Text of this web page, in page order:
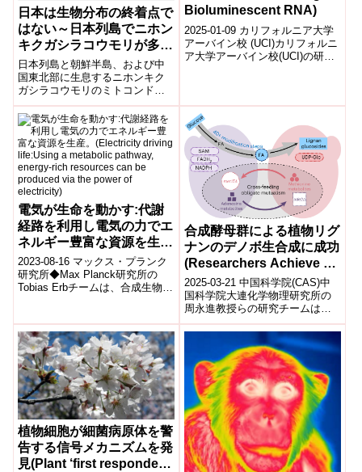
日本は生物分布の終着点で
はない～日本列島でニホン
キクガシラコウモリが多様
化したことを解明～
日本列島と朝鮮半島、および中
国東北部に生息するニホンキク
ガシラコウモリのミトコンドリ
アDNAにおける遺伝的変異を解
析しました。本種は日本列島内
には3つの系統グループが存在
し、それらのうちで最も新しい
グループには南九州と朝鮮半
島、および中国東北部に分布す
るコウモリが含まれることを明
らかにしました。本種は大陸か
ら渡ってきた後に日本列島で多
様化した後、氷河期の海水面低
下に伴い今より狭かった対馬海
峡を渡って大陸へと再進出した
ことが示唆されました。
Bioluminescent RNA)
2025-01-09 カリフォルニア大学
アーバイン校 (UCI)カリフォルニ
ア大学アーバイン校(UCI)の研究
電気が生命を動かす:代謝
経路を利用し電気の力でエ
ネルギー豊富な資源を生
産。(Electricity driving
life:Using a metabolic
pathway, energy-rich
produced via the power
of electricity)
2023-08-16 マックス・プランク
研究所◆Max Planck研究所の
Tobias Erbチームは、合成生物学
合成酵母群による植物リグ
ナンのデノボ生合成に成功
(Researchers Achieve De
Novo Biosynthesis of
Plant Lignans using
Synthetic Yeast
Consortia)
2025-03-21 中国科学院(CAS)​中
国科学院大連化学物理研究所の
周永進教授らの研究チームは、
合成酵母コンソーシアを用い
て、植物リグナンのデノボ生合
植物細胞が細菌病原体を警
告する信号メカニズムを発
見(Plant ‘first responder’